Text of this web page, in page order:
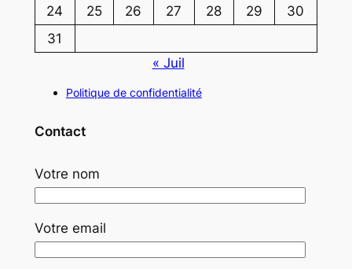
24
25 26 27 28 29
30
31
« Juil
Politique de confidentialité
Contact
Votre nom
Votre email